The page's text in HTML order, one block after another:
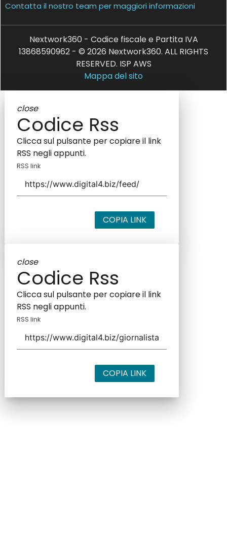
Contatta il nostro team per maggiori informazioni
Nextwork360 - Codice fiscale e Partita IVA
13868590962 - © 2026 Nextwork360. ALL RIGHTS
RESERVED. ISP AWS
Mappa del sito
close
Codice Rss
Clicca sul pulsante per copiare il link
RSS negli appunti.
RSS link
COPIA LINK
close
Codice Rss
Clicca sul pulsante per copiare il link
RSS negli appunti.
RSS link
COPIA LINK